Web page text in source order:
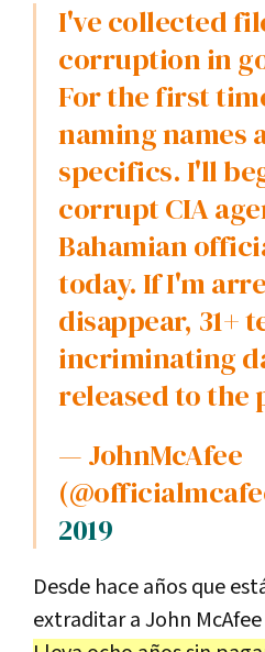
I'vecollected
corruptionin
Forthefirst
namingnames
specifics.I'll
corruptCIA
Bahamian
today.IfI'm
disappear, 31+
incriminating
releasedtothe
—JohnMcAfee
(@
2019
Desde haceañosqueest
extraditaraJohn McAfee